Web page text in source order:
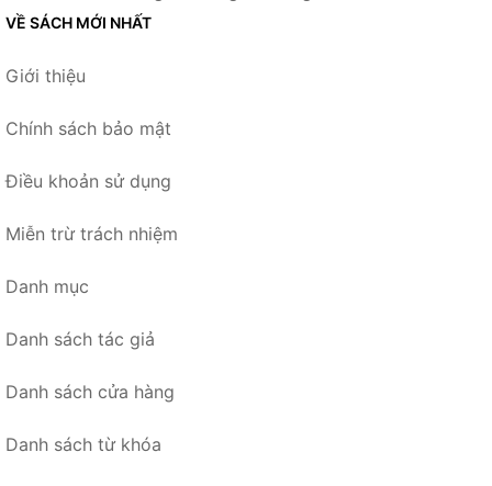
VỀ SÁCH MỚI NHẤT
Giới thiệu
Chính sách bảo mật
Điều khoản sử dụng
Miễn trừ trách nhiệm
Danh mục
Danh sách tác giả
Danh sách cửa hàng
Danh sách từ khóa